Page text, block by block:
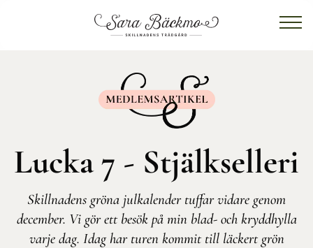
Lucka 7 - Stjälkselleri
Skillnadens gröna julkalender tuffar vidare genom
december. Vi gör ett besök på min blad- och kryddhylla
varje dag. Idag har turen kommit till läckert grön